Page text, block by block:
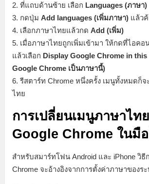
2. ที่แถบด้านซ้าย เลือก Languages (ภาษา)
3. กดปุ่ม Add languages (เพิ่มภาษา) แล้วค้
4. เลือกภาษาไทยแล้วกด Add (เพิ่ม)
5. เมื่อภาษาไทยถูกเพิ่มเข้ามา ให้กดที่ไอคอ
แล้วเลือก Display Google Chrome in
Google Chrome เป็นภาษานี้)
6. รีสตาร์ท Chrome หนึ่งครั้ง เมนูทั้งหมดก็
ไทย
การเปลี่ยนเมนูภาษาไท
Google Chrome ในมื
สำหรับสมาร์ทโฟน Android และ iPhone วิธี
Chrome จะอ้างอิงจากการตั้งค่าภาษาของร